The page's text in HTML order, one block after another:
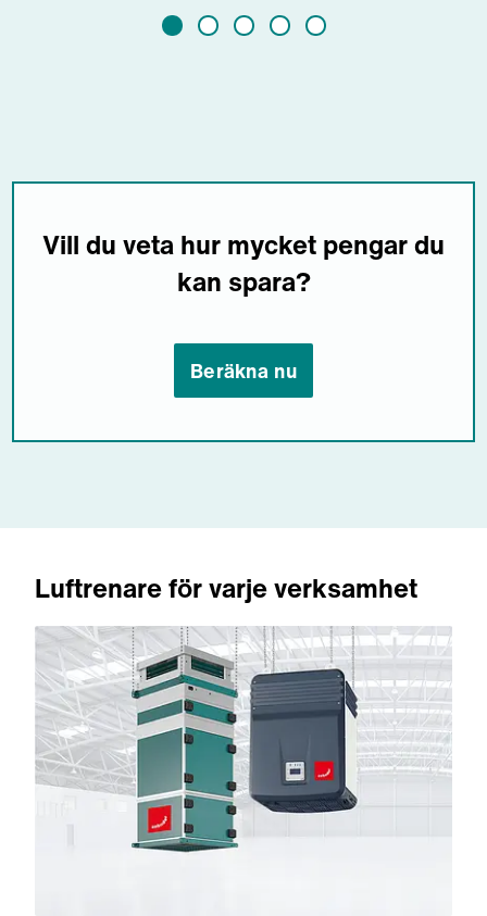
Vill du veta hur mycket pengar du
kan spara?
Beräkna nu
Luftrenare för varje verksamhet